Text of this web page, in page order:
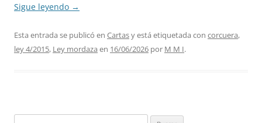
Sigue leyendo →
Esta entrada se publicó en Cartasy está etiquetada con corcuera,
ley 4/2015, Ley mordaza en 16/06/2026 por M M I.